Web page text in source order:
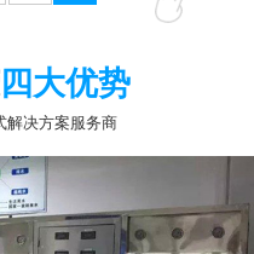
四大优势
解决方案服务商